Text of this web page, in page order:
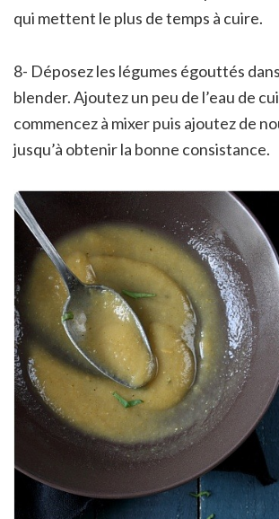
qui mettent le plus de temps à cuire.
8- Déposez les légumes égouttés
blender. Ajoutez un peu de l’eau de
commencez à mixer puis ajoutez de
jusqu’à obtenir la bonne consistance.